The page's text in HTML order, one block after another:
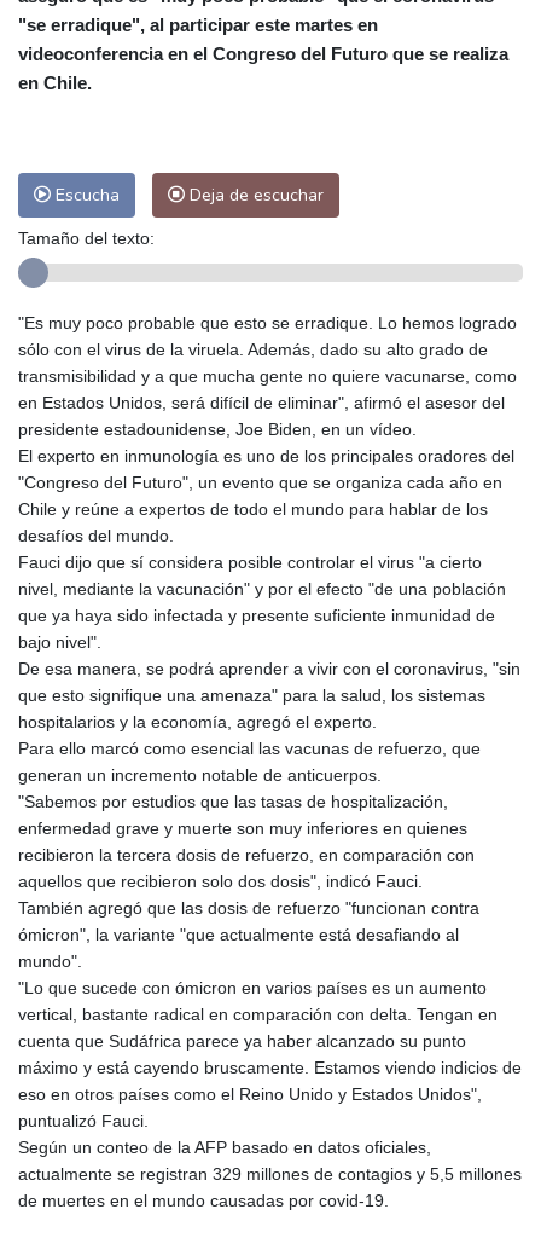
"se erradique", al participar este martes en
videoconferencia en el Congreso del Futuro que se realiza
en Chile.
Escucha Deja de escuchar
Tamaño del texto:
"Es muy poco probable que esto se erradique. Lo hemos logrado
sólo con el virus de la viruela. Además, dado su alto grado de
transmisibilidad y a que mucha gente no quiere vacunarse, como
en Estados Unidos, será difícil de eliminar", afirmó el asesor del
presidente estadounidense, Joe Biden, en un vídeo.
El experto en inmunología es uno de los principales oradores del
"Congreso del Futuro", un evento que se organiza cada año en
Chile y reúne a expertos de todo el mundo para hablar de los
desafíos del mundo.
Fauci dijo que sí considera posible controlar el virus "a cierto
nivel, mediante la vacunación" y por el efecto "de una población
que ya haya sido infectada y presente suficiente inmunidad de
bajo nivel".
De esa manera, se podrá aprender a vivir con el coronavirus, "sin
que esto signifique una amenaza" para la salud, los sistemas
hospitalarios y la economía, agregó el experto.
Para ello marcó como esencial las vacunas de refuerzo, que
generan un incremento notable de anticuerpos.
"Sabemos por estudios que las tasas de hospitalización,
enfermedad grave y muerte son muy inferiores en quienes
recibieron la tercera dosis de refuerzo, en comparación con
aquellos que recibieron solo dos dosis", indicó Fauci.
También agregó que las dosis de refuerzo "funcionan contra
ómicron", la variante "que actualmente está desafiando al
mundo".
"Lo que sucede con ómicron en varios países es un aumento
vertical, bastante radical en comparación con delta. Tengan en
cuenta que Sudáfrica parece ya haber alcanzado su punto
máximo y está cayendo bruscamente. Estamos viendo indicios de
eso en otros países como el Reino Unido y Estados Unidos",
puntualizó Fauci.
Según un conteo de la AFP basado en datos oficiales,
actualmente se registran 329 millones de contagios y 5,5 millones
de muertes en el mundo causadas por covid-19.